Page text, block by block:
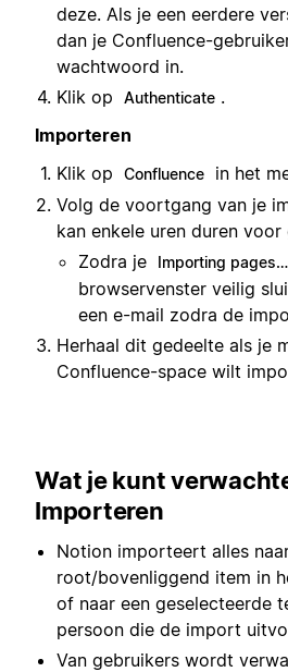
deze. Als je een eerdere
dan je Confluence-
wachtwoord in.
Klik op
Authenticate .
Importeren
Klik op
Confluence
in het
Volg de voortgang van je
kan enkele uren duren
Zodra je
Importing pages…
browservenster veilig
een e-mail zodra de
Herhaal dit gedeelte als je
Confluence-space wilt
Wat je kunt
Importeren
Notion importeert alles
root/bovenliggend item in
of naar een geselecteerde
persoon die de import
Van gebruikers wordt